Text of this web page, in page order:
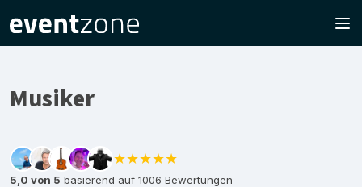
Musiker
★★★★★
5,0 von 5 basierend auf 1006 Bewertungen